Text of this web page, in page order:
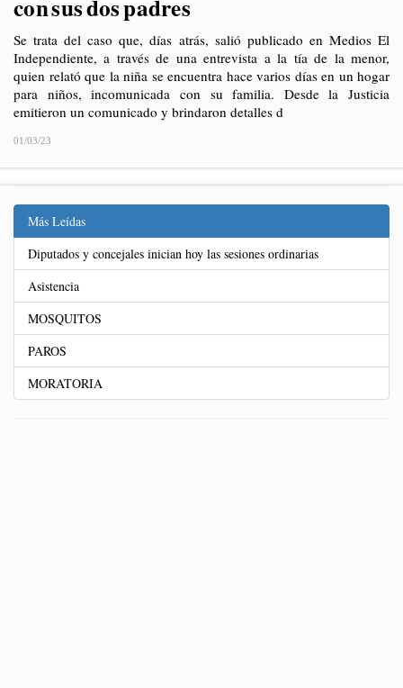
con sus dos padres
Se trata del caso que, días atrás, salió publicado en Medios El
Independiente, a través de una entrevista a la tía de la menor,
quien relató que la niña se encuentra hace varios días en un hogar
para niños, incomunicada con su familia. Desde la Justicia
emitieron un comunicado y brindaron detalles d
01/03/23
Más Leídas
Diputados y concejales inician hoy las sesiones ordinarias
Asistencia
MOSQUITOS
PAROS
MORATORIA